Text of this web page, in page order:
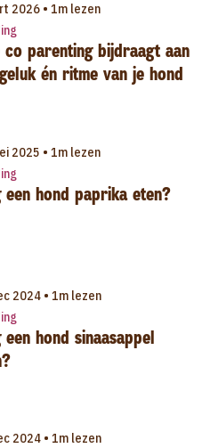
2026 • 1m lezen
co parenting bijdraagt aan
én ritme van je hond
2025 • 1m lezen
een hond paprika eten?
2024 • 1m lezen
een hond sinaasappel
2024 • 1m lezen